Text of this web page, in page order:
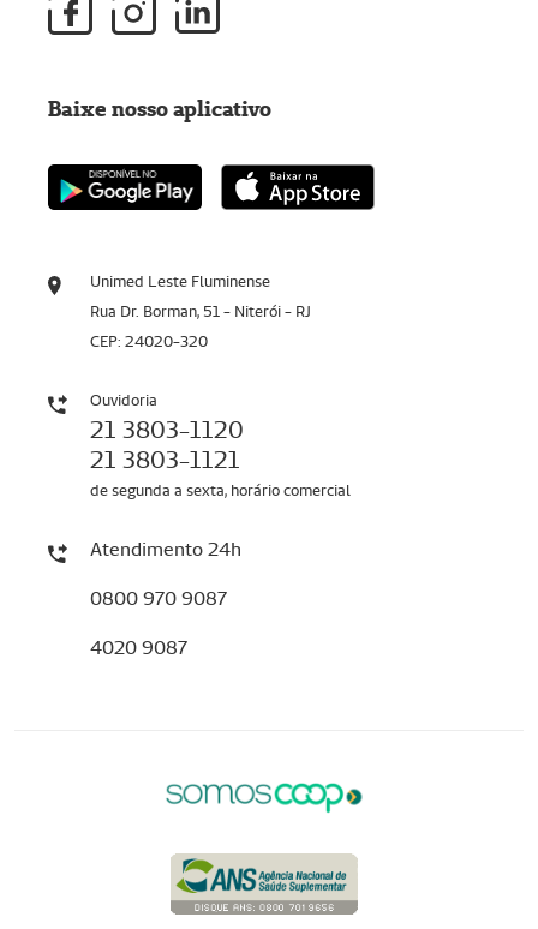
Unimed Leste Fluminense
Rua Dr. Borman, 51 - Niterói - RJ
CEP: 24020-320
Ouvidoria
21 3803-1120
21 3803-1121
de segunda a sexta, horário comercial
Atendimento 24h
0800 970 9087
4020 9087
Baixe nosso aplicativo